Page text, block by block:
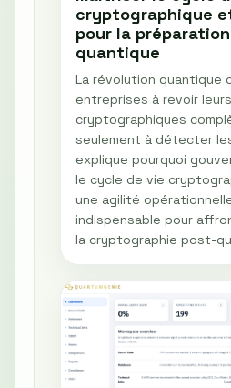
cryptographique
pour la
quantique
La révolution quantique
entreprises à revoir
cryptographiques
seulement à détecter
explique pourquoi
le cycle de vie
une agilité
indispensable pour
la cryptographie post-